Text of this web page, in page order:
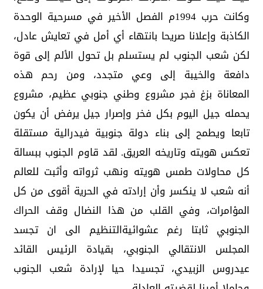
وكانت حرب 1994م الفصل الأخير في مسرحية الوحدة
الكاذبة وإعلانا صريحا بانتهاء أي أمل في تعايش عادل،
لكن شعب الجنوب لم يستسلم بل تحول الألم إلى قوة
دافعة والخيبة إلى وعي متجدد، ومن رحم هذه
المعاناة بزغ فجر مشروع وطني جنوبي عظيم، مشروع
يحمله جيل اليوم بكل فخر وإصرار جيل يرفض أن يكون
تابعا ويطمح إلى بناء دولة جنوبية فيدرالية مستقلة
تعكس هويته وتاريخه العريق. لقد قاوم الجنوب ببسالة
كل محاولات طمس هويته ونهب ثرواته وأثبت للعالم
أنه شعب لا ينكسر وأن إرادته في الحرية أقوى من كل
المؤامرات، وفي القلب من هذا النضال وقف الحراك
الجنوبي ثابتا رغم عشوائيةالتنظيم الى ان تجسد
المجلس الانتقالي الجنوبي، بقيادة الرئيس القائد
عيدروس الزبيدي، تجسيدا حيا لإرادة شعب الجنوب